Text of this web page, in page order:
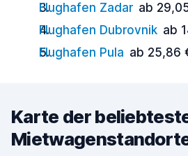
Flughafen Zadar ab
Flughafen Dubrovnik ab
Flughafen Pula ab 25,86
Karte der